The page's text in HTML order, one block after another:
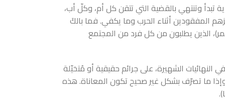
تبدأ وتنتهي بالقضية التي تتقن كل أم، وكلّ أب،
المفقودين أثناء الحرب وما يكفي. فما بالكَ
الذين يطلبون من كل فرد من المجتمع
النهائيات الشهيرة، على جرائم حقيقية أو مُتخيّلة
ما تصرّف بشكل غير صحيح تكون المعاناة. هذه